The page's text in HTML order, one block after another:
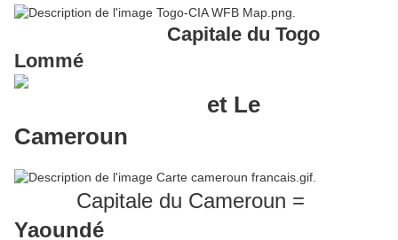
Capitale du Togo
Lommé
et Le
Cameroun
Capitale du Cameroun =
Yaoundé